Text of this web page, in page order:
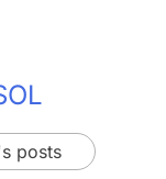
posts